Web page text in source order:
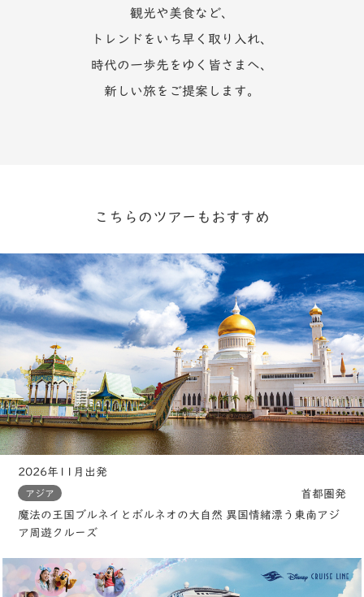
観光や美食など、
トレンドをいち早く取り入れ、
時代の一歩先をゆく皆さまへ、
新しい旅をご提案します。
こちらのツアーもおすすめ
2026年11月出発
アジア
首都圏発
魔法の王国ブルネイとボルネオの大自然 異国情緒漂う東南アジ
ア周遊クルーズ